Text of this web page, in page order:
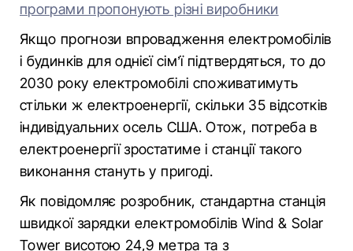
програми пропонують різні виробники
Якщо прогнози впровадження електромобілів
і будинків для однієї сім’ї підтвердяться, то до
2030 року електромобілі споживатимуть
стільки ж електроенергії, скільки 35 відсотків
індивідуальних осель США. Отож, потреба в
електроенергії зростатиме і станції такого
виконання стануть у пригоді.
Як повідомляє розробник, стандартна станція
швидкої зарядки електромобілів Wind & Solar
Tower висотою 24,9 метра та з